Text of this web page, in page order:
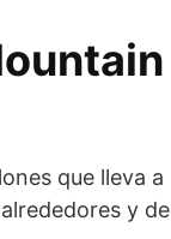
que lleva a
y de